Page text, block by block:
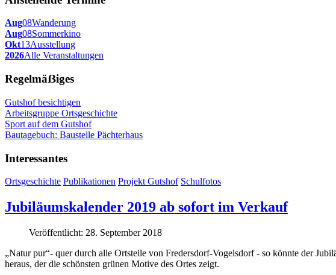
Aug08Wanderung
Aug08Sommerkino
Okt13Ausstellung
2026Alle Veranstaltungen
Regelmäẞiges
Gutshof besichtigen
Arbeitsgruppe Ortsgeschichte
Sport auf dem Gutshof
Bautagebuch: Baustelle Pächterhaus
Interessantes
Ortsgeschichte Publikationen Projekt Gutshof Schulfotos
Jubiläumskalender 2019 ab sofort im Verkauf
Veröffentlicht: 28. September 2018
„Natur pur“- quer durch alle Ortsteile von Fredersdorf-Vogelsdorf - so könnte der
heraus, der die schönsten grünen Motive des Ortes zeigt.